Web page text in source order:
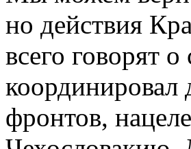
но действия
всего говорят
фронтов,